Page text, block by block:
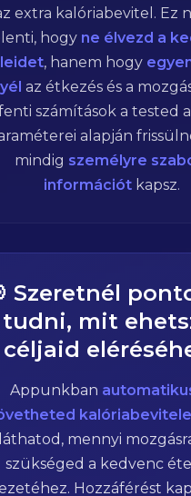
extra kalóriabevitel. Ez
hogy ne élvezd a
, hanem hogy
az étkezés és a
számítások a tested
alapján
mindig személyre
információt kapsz.
Szeretnél
tudni, mit
céljaid
Appunkban
láthatod, mennyi
szükséged a kedvenc
Hozzáférést